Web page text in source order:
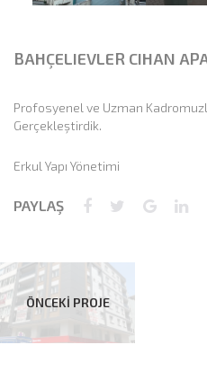
BAHÇELIEVLER CIHAN
Profosyenel ve Uzman Kadromuzla
Gerçekleştirdik.
Erkul Yapı Yönetimi
PAYLAŞ
ÖNCEKİ PROJE